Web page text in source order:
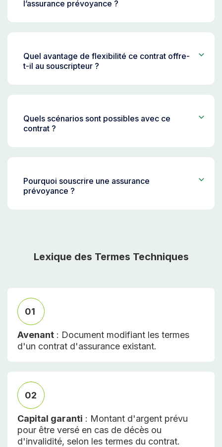
l’assurance prévoyance ?
Quel avantage de flexibilité ce contrat offre-
t-il au souscripteur ?
Quels scénarios sont possibles avec ce
contrat ?
Pourquoi souscrire une assurance
prévoyance ?
Lexique des Termes Techniques
01
Avenant : Document modifiant les termes
d'un contrat d'assurance existant.
02
Capital garanti : Montant d'argent prévu
pour être versé en cas de décès ou
d'invalidité, selon les termes du contrat.